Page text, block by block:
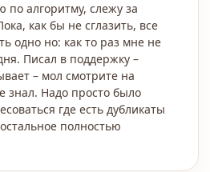
по алгоритму, слежу за
как бы не сглазить, все
одно но: как то раз мне не
Писал в поддержку –
– мол смотрите на
знал. Надо просто было
где есть дубликаты
полностью